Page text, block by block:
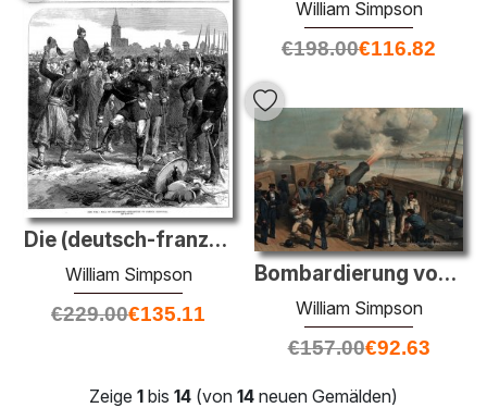
William Simpson
€198.00€116.82
Die (deutsch-französischen) War: Fall of Strasbourg - Abfahrt vo
William Simpson
€229.00€135.11
Bombardierung von Bomarsund
William Simpson
€157.00€92.63
Zeige 1 bis 14 (von 14 neuen Gemälden)